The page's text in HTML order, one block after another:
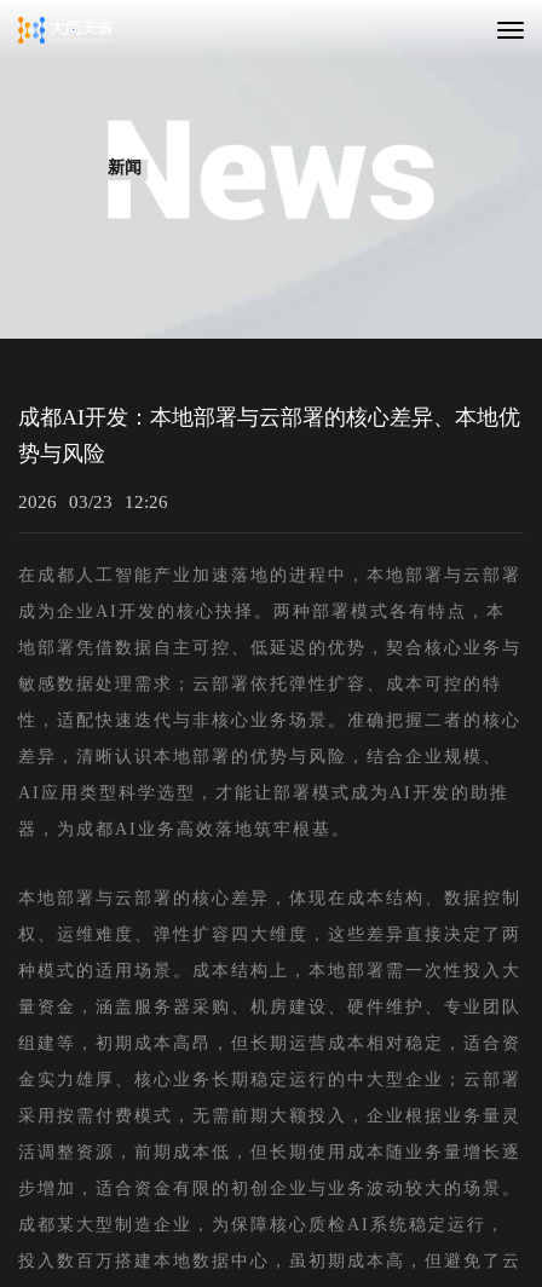
新闻
成都AI开发：本地部署与云部署的核心差异、本地优
势与风险
2026 03/23 12:26
在成都人工智能产业加速落地的进程中，本地部署与云部署
成为企业AI开发的核心抉择。两种部署模式各有特点，本
地部署凭借数据自主可控、低延迟的优势，契合核心业务与
敏感数据处理需求；云部署依托弹性扩容、成本可控的特
性，适配快速迭代与非核心业务场景。准确把握二者的核心
差异，清晰认识本地部署的优势与风险，结合企业规模、
AI应用类型科学选型，才能让部署模式成为AI开发的助推
器，为成都AI业务高效落地筑牢根基。
本地部署与云部署的核心差异，体现在成本结构、数据控制
权、运维难度、弹性扩容四大维度，这些差异直接决定了两
种模式的适用场景。成本结构上，本地部署需一次性投入大
量资金，涵盖服务器采购、机房建设、硬件维护、专业团队
组建等，初期成本高昂，但长期运营成本相对稳定，适合资
金实力雄厚、核心业务长期稳定运行的中大型企业；云部署
采用按需付费模式，无需前期大额投入，企业根据业务量灵
活调整资源，前期成本低，但长期使用成本随业务量增长逐
步增加，适合资金有限的初创企业与业务波动较大的场景。
成都某大型制造企业，为保障核心质检AI系统稳定运行，
投入数百万搭建本地数据中心，虽初期成本高，但避免了云